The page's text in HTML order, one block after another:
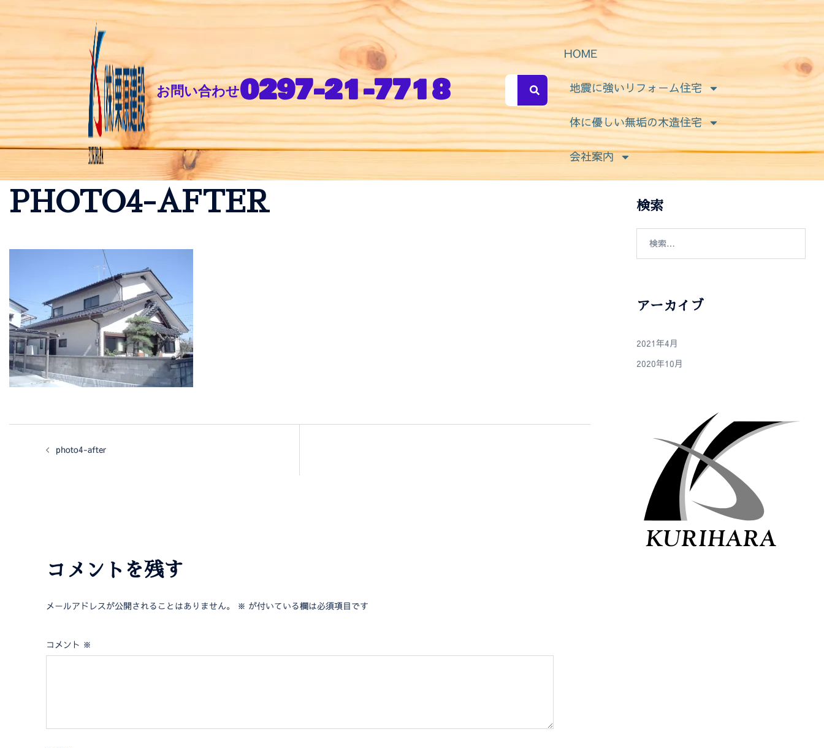
お問い合わせ0297-21-7718
HOME
地震に強いリフォーム住宅
体に優しい無垢の木造住宅
会社案内
PHOTO4-AFTER
photo4-after
コメントを残す
メールアドレスが公開されることはありません。 ※ が付いている欄は必須項目です
コメント ※
検索
アーカイブ
2021年4月
2020年10月